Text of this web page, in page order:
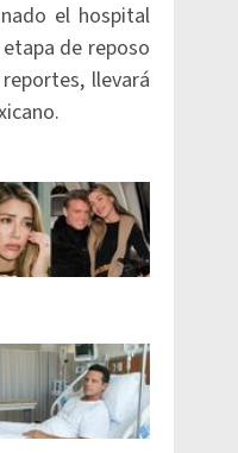
el hospital
de reposo
llevará